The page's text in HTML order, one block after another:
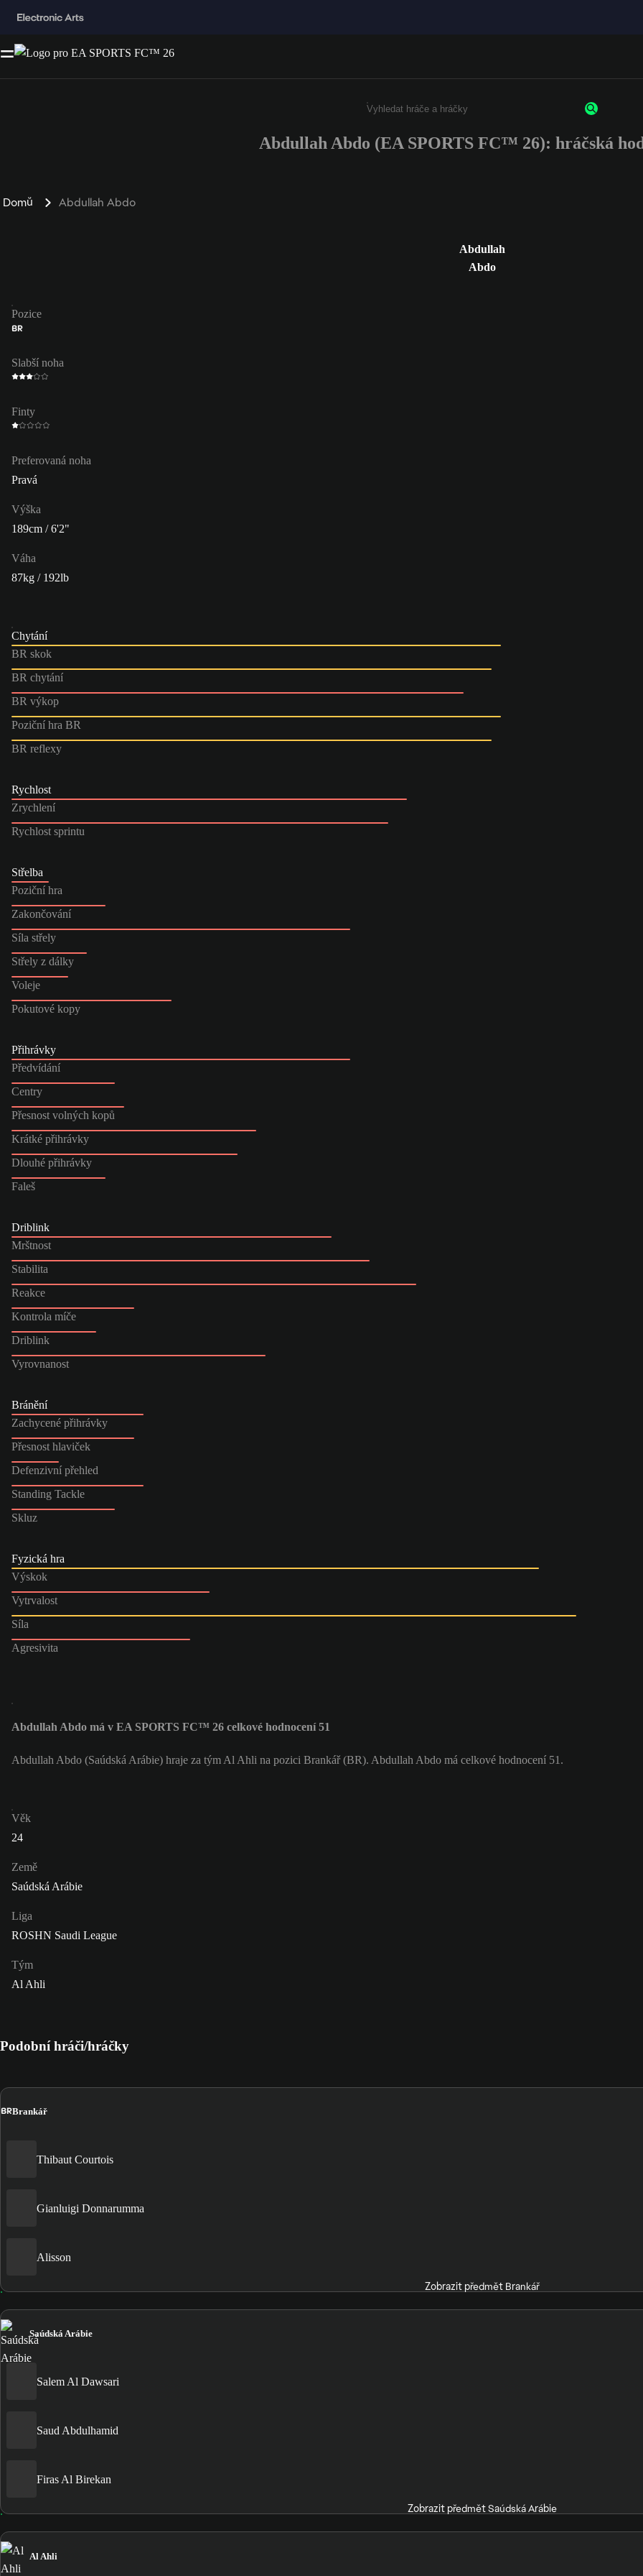
Enter a minimum of 3 characters or numbers
Abdullah Abdo (EA SPORTS FC™ 26): hráčská
Domů Abdullah Abdo
Abdullah
Abdo
Pozice
BR
Slabší noha
Finty
Preferovaná noha
Pravá
Výška
189cm / 6'2"
Váha
87kg / 192lb
Chytání
BR skok
BR chytání
BR výkop
Poziční hra BR
BR reflexy
Rychlost
Zrychlení
Rychlost sprintu
Střelba
Poziční hra
Zakončování
Síla střely
Střely z dálky
Voleje
Pokutové kopy
Přihrávky
Předvídání
Centry
Přesnost volných kopů
Krátké přihrávky
Dlouhé přihrávky
Faleš
Driblink
Mrštnost
Stabilita
Reakce
Kontrola míče
Driblink
Vyrovnanost
Bránění
Zachycené přihrávky
Přesnost hlaviček
Defenzivní přehled
Standing Tackle
Skluz
Fyzická hra
Výskok
Vytrvalost
Síla
Agresivita
Abdullah Abdo má v EA SPORTS FC™ 26 celkové hodnocení 51
Abdullah Abdo (Saúdská Arábie) hraje za tým Al Ahli na pozici Brankář (BR). Abdullah Abdo má celkové hodnocení 51.
Věk
24
Země
Saúdská Arábie
Liga
ROSHN Saudi League
Tým
Al Ahli
Podobní hráči/hráčky
BRBrankář
Thibaut Courtois
Gianluigi Donnarumma
Alisson
Zobrazit předmět Brankář
Saúdská Arábie
Salem Al Dawsari
Saud Abdulhamid
Firas Al Birekan
Zobrazit předmět Saúdská Arábie
Al Ahli